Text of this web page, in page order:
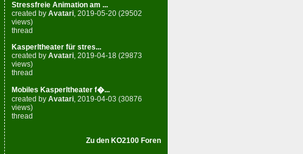
Stressfreie Animation am ...
created by Avatari, 2019-05-20 (29502
views)
thread
Kasperltheater für stres...
created by Avatari , 2019-04-18 (29873
views)
thread
Mobiles Kasperltheater f�...
created by Avatari , 2019-04-03 (30876
views)
thread
Zu den KO2100 Foren